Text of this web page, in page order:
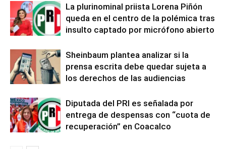
La plurinominal priista Lorena Piñón
queda en el centro de la polémica tras
insulto captado por micrófono abierto
Sheinbaum plantea analizar si la
prensa escrita debe quedar sujeta a
los derechos de las audiencias
Diputada del PRI es señalada por
entrega de despensas con “cuota de
recuperación” en Coacalco